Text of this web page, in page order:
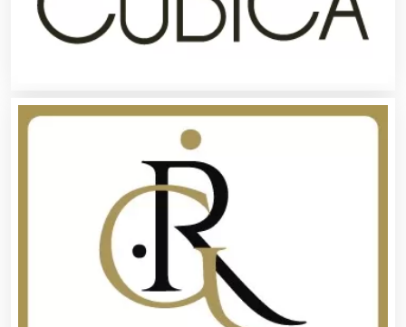
Autopartes Eléctricas
Avaluos
Balnearios
Bancos